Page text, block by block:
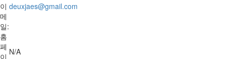
이
메
일:
deuxjaes@gmail.com
홈
페
이 N/A